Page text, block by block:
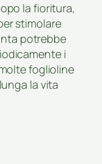
la fioritura,
stimolare
potrebbe
i
foglioline
la vita